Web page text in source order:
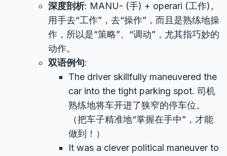
深度剖析: MANU- (手) + operari (工作)。
用手去“工作”，去“操作”，而且是熟练地操
作，所以是“策略”、“调动”，尤其指巧妙的
动作。
双语例句:
The driver skillfully maneuvered the
car into the tight parking spot. 司机
熟练地将车开进了狭窄的停车位。
（把车子精准地“掌握在手中”，才能
做到！）
It was a clever political maneuver to